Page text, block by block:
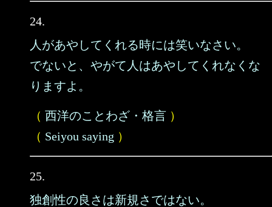
24.
人があやしてくれる時には笑いなさい。
でないと、やがて人はあやしてくれなくな
りますよ。
（ 西洋のことわざ・格言 ）
（ Seiyou saying ）
25.
独創性の良さは新規さではない。